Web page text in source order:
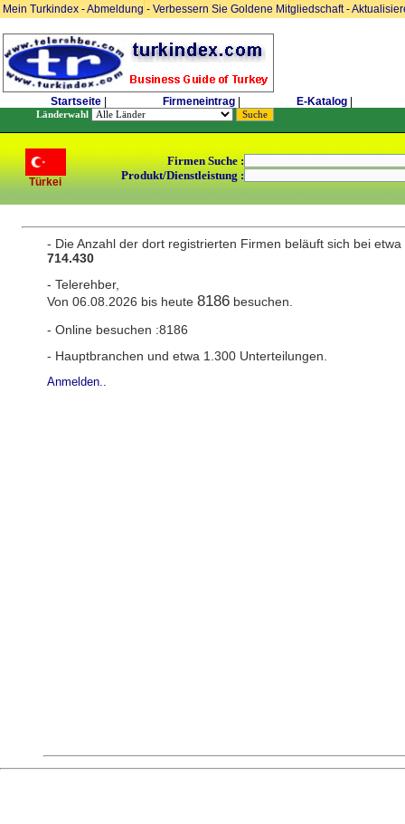
Mein Turkindex -Abmeldung- Verbessern Sie Goldene Mitgliedschaft-
Startseite Firmeneintrag E-Katalog
Länderwahl
Türkei
Firmen Suche :
Produkt/Dienstleistung :
- Die Anzahl der dort registrierten Firmen beläuft sich bei etwa
714.430
- Telerehber,
Von 06.08.2026 bis heute 8186 besuchen.
- Online besuchen :8186
- Hauptbranchen und etwa 1.300 Unterteilungen.
Anmelden..